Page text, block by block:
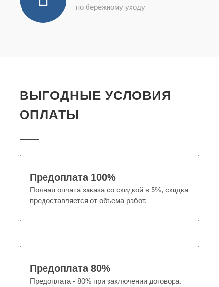
по бережному уходу
ВЫГОДНЫЕ УСЛОВИЯ
ОПЛАТЫ
Предоплата 100%
Полная оплата заказа со скидкой в 5%, скидка
предоставляется от объема работ.
Предоплата 80%
Предоплата - 80% при заключении договора.